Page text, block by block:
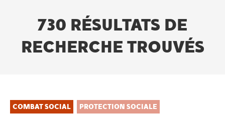
730 RÉSULTATS DE
RECHERCHE TROUVÉS
COMBAT SOCIAL PROTECTION SOCIALE